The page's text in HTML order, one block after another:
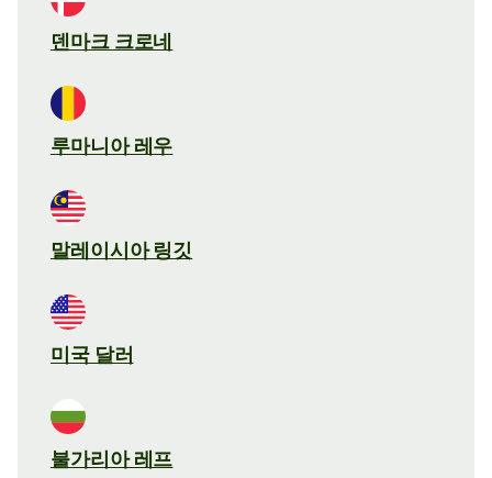
덴마크 크로네
루마니아 레우
말레이시아 링깃
미국 달러
불가리아 레프